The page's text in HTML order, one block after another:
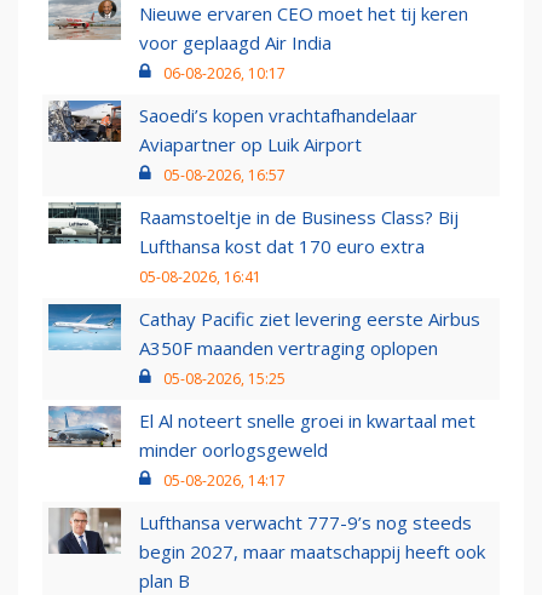
Nieuwe ervaren CEO moet het tij keren
voor geplaagd Air India
06-08-2026, 10:17
Saoedi’s kopen vrachtafhandelaar
Aviapartner op Luik Airport
05-08-2026, 16:57
Raamstoeltje in de Business Class? Bij
Lufthansa kost dat 170 euro extra
05-08-2026, 16:41
Cathay Pacific ziet levering eerste Airbus
A350F maanden vertraging oplopen
05-08-2026, 15:25
El Al noteert snelle groei in kwartaal met
minder oorlogsgeweld
05-08-2026, 14:17
Lufthansa verwacht 777-9’s nog steeds
begin 2027, maar maatschappij heeft ook
plan B